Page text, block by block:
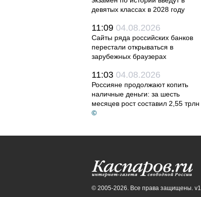
девятых классах в 2028 году
11:09 04.08.2026
Сайты ряда российских банков
перестали открываться в
зарубежных браузерах
11:03 04.08.2026
Россияне продолжают копить
наличные деньги: за шесть
месяцев рост составил 2,55 трлн
©
© 2005-2026. Все права защищены. v1